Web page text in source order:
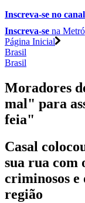
Inscreva-se no canal
Inscreva-se na
Página Inicial
Brasil
Brasil
Moradores
mal" para
feia"
Casal
sua rua com
criminosos e
região